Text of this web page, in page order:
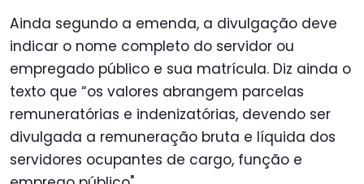
Ainda segundo a emenda, a divulgação deve
indicar o nome completo do servidor ou
empregado público e sua matrícula. Diz ainda o
texto que “os valores abrangem parcelas
remuneratórias e indenizatórias, devendo ser
divulgada a remuneração bruta e líquida dos
servidores ocupantes de cargo, função e